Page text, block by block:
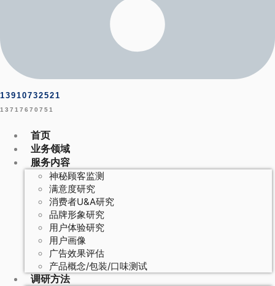
13910732521
13717670751
首页
业务领域
服务内容
神秘顾客监测
满意度研究
消费者U&A研究
品牌形象研究
用户体验研究
用户画像
广告效果评估
产品概念/包装/口味测试
调研方法